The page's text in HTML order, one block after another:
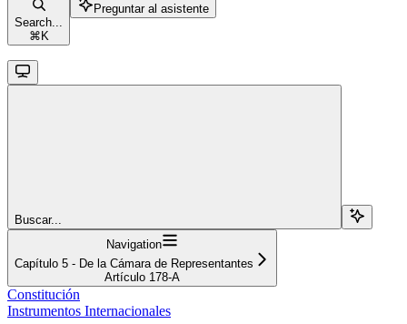
Search...
⌘ K
Preguntar al asistente
Buscar...
Navigation
Capítulo 5 - De la Cámara de Representantes
Artículo 178-A
Constitución
Instrumentos Internacionales